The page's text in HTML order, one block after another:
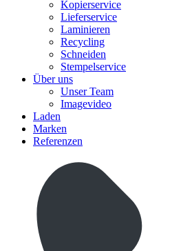
Kopierservice
Lieferservice
Laminieren
Recycling
Schneiden
Stempelservice
Über uns
Unser Team
Imagevideo
Laden
Marken
Referenzen